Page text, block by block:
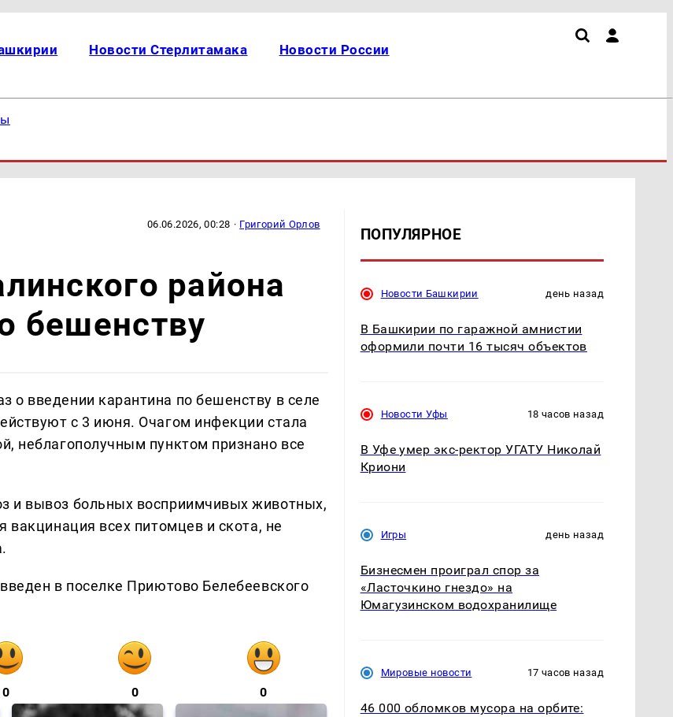
Новости Стерлитамака Новости России
06.06.2026, 00:28 · Григорий Орлов
района
бешенству
о введении карантина по бешенству в селе
с 3 июня. Очагом инфекции стала
неблагополучным пунктом признано все
и вывоз больных восприимчивых животных,
вакцинация всех питомцев и скота, не
в поселке Приютово Белебеевского
0 0 0
ПОПУЛЯРНОЕ
Новости Башкирии день назад
В Башкирии по гаражной амнистии
оформили почти 16 тысяч объектов
Новости Уфы 18 часов назад
В Уфе умер экс-ректор УГАТУ Николай
Криони
Игры день назад
Бизнесмен проиграл спор за
«Ласточкино гнездо» на
Юмагузинском водохранилище
Мировые новости 17 часов назад
46 000 обломков мусора на орбите: